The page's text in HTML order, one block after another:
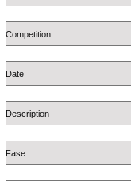
Competition
Date
Description
Fase